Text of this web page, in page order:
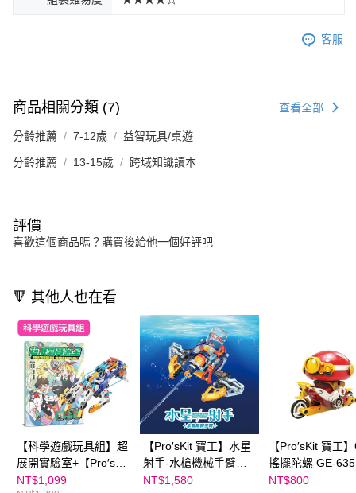
客服
商品相關分類 (7) 查看全部
分齡推薦 7-12歲 益智玩具/桌遊
分齡推薦 13-15歲 跨域知識讀本
評價
喜歡這個商品嗎？購買後給他一個好評吧
🔻 其他人也在看
【科學遊戲玩具組】超
展開實驗室+【Pro′sKit
寶工】液壓機械手套
NT$1,099
【Pro′sKit 寶工】水星
射手-水槍機械手臂
GE-639｜五種變形！
NT$1,580
【Pro′sKit 寶工
搖擺陀螺 GE-635
NT$800